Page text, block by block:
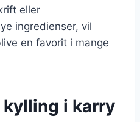
eller
ingredienser, vil
en favorit i mange
i karry